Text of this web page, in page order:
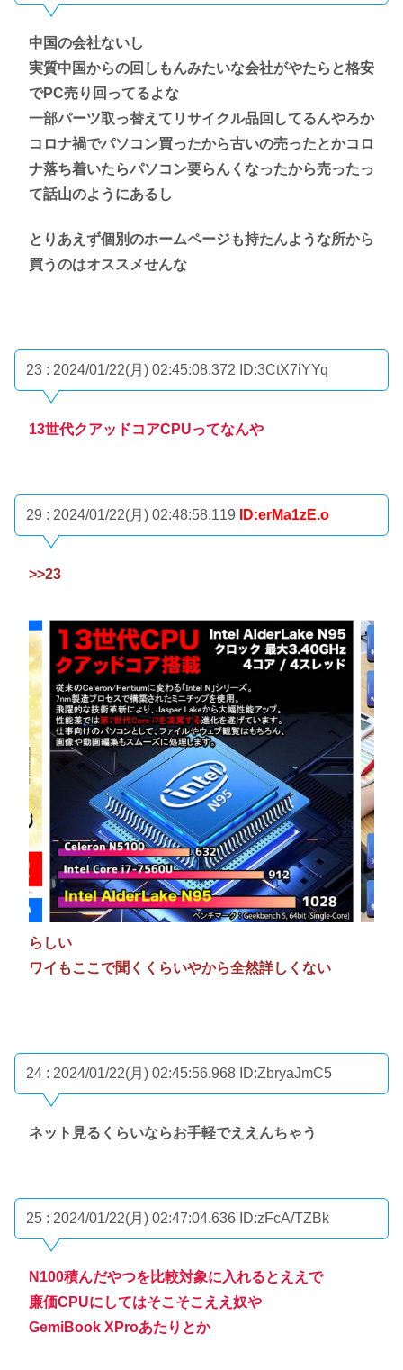
中国の会社ないし
実質中国からの回しもんみたいな会社がやたらと格安
でPC売り回ってるよな
一部パーツ取っ替えてリサイクル品回してるんやろか
コロナ禍でパソコン買ったから古いの売ったとかコロ
ナ落ち着いたらパソコン要らんくなったから売ったっ
て話山のようにあるし
とりあえず個別のホームページも持たんような所から
買うのはオススメせんな
23 : 2024/01/22(月) 02:45:08.372 ID:3CtX7iYYq
13世代クアッドコアCPUってなんや
29 : 2024/01/22(月) 02:48:58.119 ID:erMa1zE.o
>>23
らしい
ワイもここで聞くくらいやから全然詳しくない
24 : 2024/01/22(月) 02:45:56.968 ID:ZbryaJmC5
ネット見るくらいならお手軽でええんちゃう
25 : 2024/01/22(月) 02:47:04.636 ID:zFcA/TZBk
N100積んだやつを比較対象に入れるとええで
廉価CPUにしてはそこそこええ奴や
GemiBook XProあたりとか